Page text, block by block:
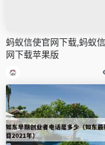
蚂蚁信使官网下载,蚂蚁
网下载苹果版